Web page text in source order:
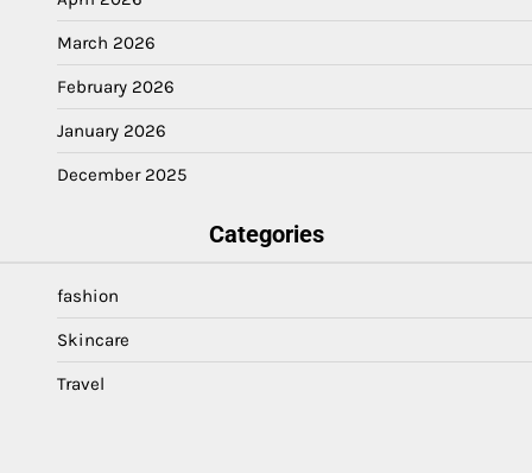
March 2026
February 2026
January 2026
December 2025
Categories
fashion
Skincare
Travel